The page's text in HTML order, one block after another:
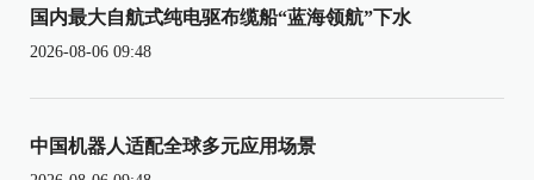
国内最大自航式纯电驱布缆船“蓝海领航”下水
2026-08-06 09:48
中国机器人适配全球多元应用场景